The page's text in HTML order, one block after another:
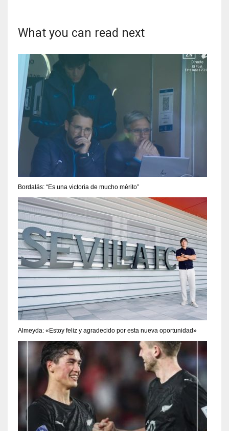
22
What you can read next
Bordalás: “Es una victoria de mucho mérito”
Almeyda: «Estoy feliz y agradecido por esta nueva oportunidad»